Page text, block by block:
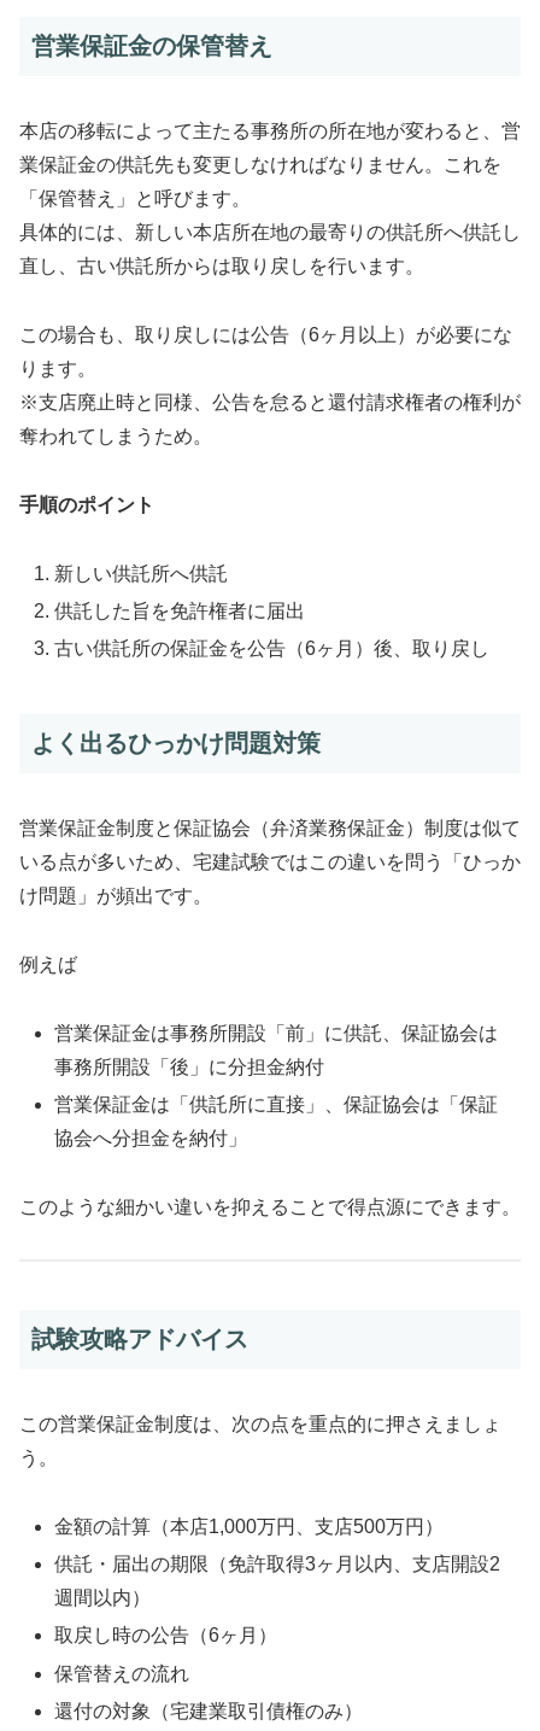
営業保証金の保管替え
本店の移転によって主たる事務所の所在地が変わると、営
業保証金の供託先も変更しなければなりません。これを
「保管替え」と呼びます。
具体的には、新しい本店所在地の最寄りの供託所へ供託し
直し、古い供託所からは取り戻しを行います。
この場合も、取り戻しには公告（6ヶ月以上）が必要にな
ります。
※支店廃止時と同様、公告を怠ると還付請求権者の権利が
奪われてしまうため。
手順のポイント
新しい供託所へ供託
供託した旨を免許権者に届出
古い供託所の保証金を公告（6ヶ月）後、取り戻し
よく出るひっかけ問題対策
営業保証金制度と保証協会（弁済業務保証金）制度は似て
いる点が多いため、宅建試験ではこの違いを問う「ひっか
け問題」が頻出です。
例えば
営業保証金は事務所開設「前」に供託、保証協会は
事務所開設「後」に分担金納付
営業保証金は「供託所に直接」、保証協会は「保証
協会へ分担金を納付」
このような細かい違いを抑えることで得点源にできます。
試験攻略アドバイス
この営業保証金制度は、次の点を重点的に押さえましょ
う。
金額の計算（本店1,000万円、支店500万円）
供託・届出の期限（免許取得3ヶ月以内、支店開設2
週間以内）
取戻し時の公告（6ヶ月）
保管替えの流れ
還付の対象（宅建業取引債権のみ）